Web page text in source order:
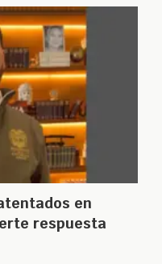
en
respuesta